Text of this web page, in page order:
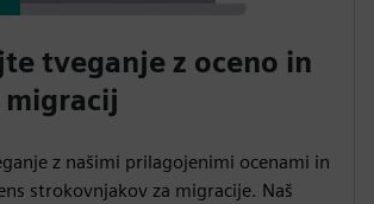
tveganje z oceno in
z našimi prilagojenimi ocenami in
strokovnjakov za migracije. Naš